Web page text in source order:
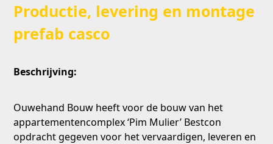
Productie, levering en montage
prefab casco
Beschrijving:
Ouwehand Bouw heeft voor de bouw van het
appartementencomplex ‘Pim Mulier’ Bestcon
opdracht gegeven voor het vervaardigen, leveren en